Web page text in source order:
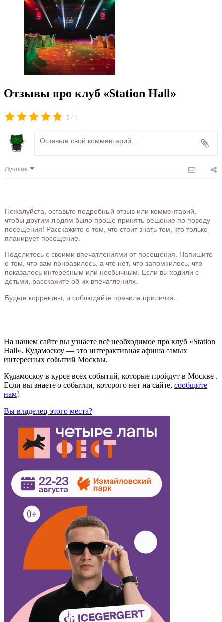
Отзывы про клуб «Station Hall»
5 / 1
Лучшие
Пожалуйста, оставьте подробный отзыв или комментарий,
чтобы другим людям было проще принять решение по поводу
посещения! Расскажите о том, что стоит знать тем, кто только
планирует посещение.
Поделитесь с своими впечатлениями от посещения. Напишите
о том, что вам понравилось, а что нет, что запомнилось, что
показалось интересным или необычным. Если вы ходили с
детьми, расскажите об их впечатлениях.
Будьте корректны, и соблюдайте правила приличия.
На нашем сайте вы узнаете всё необходимое про клуб «Station
Hall». Кудамоскоу — это интерактивная афиша самых
интересных событий Москвы.
Кудамоскоу в курсе всех событий, которые пройдут в Москве .
Если вы знаете о событии, которого нет на сайте, сообщите
нам!
Вы владелец этого места?